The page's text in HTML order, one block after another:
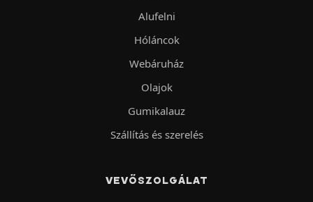
Alufelni
Hóláncok
Webáruház
Olajok
Gumikalauz
Szállítás és szerelés
VEVŐSZOLGÁLAT